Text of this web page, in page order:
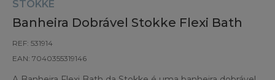
STOKKE
Banheira Dobrável Stokke Flexi Bath
REF: 531914
EAN: 7040355319146